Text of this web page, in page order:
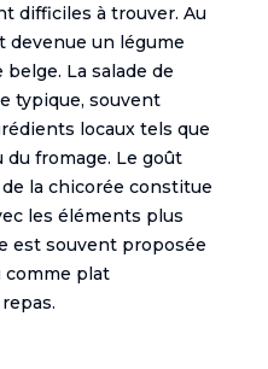
difficiles à trouver. Au
devenue un légume
La salade de
typique, souvent
locaux tels que
du fromage. Le goût
la chicorée constitue
les éléments plus
est souvent proposée
comme plat